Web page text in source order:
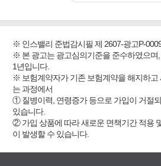
※ 인스밸리 준법감시필 제 2607-광고P-
※ 본 광고는 광고심의기준을 준수하였으며
1년입니다.
※ 보험계약자가 기존 보험계약을 해지하고
는 과정에서
① 질병이력, 연령증가 등으로 가입이 거절
있습니다.
② 가입 상품에 따라 새로운 면책기간 적용
이 발생할 수 있습니다.